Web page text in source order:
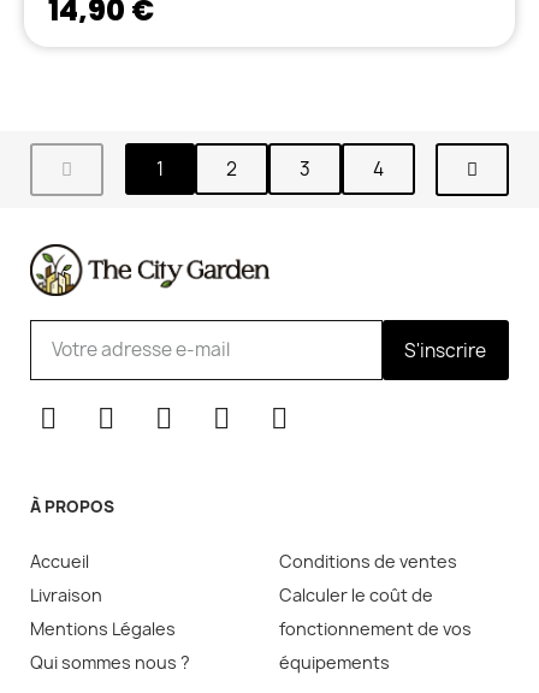
14,90 €
1 2 3 4
S'inscrire
À PROPOS
Accueil
Livraison
Mentions Légales
Qui sommes nous ?
Conditions de ventes
Calculer le coût de
fonctionnement de vos
équipements